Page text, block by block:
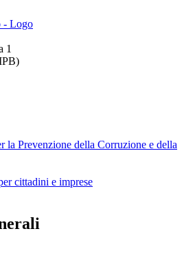
1
la Prevenzione della Corruzione e della
cittadini e imprese